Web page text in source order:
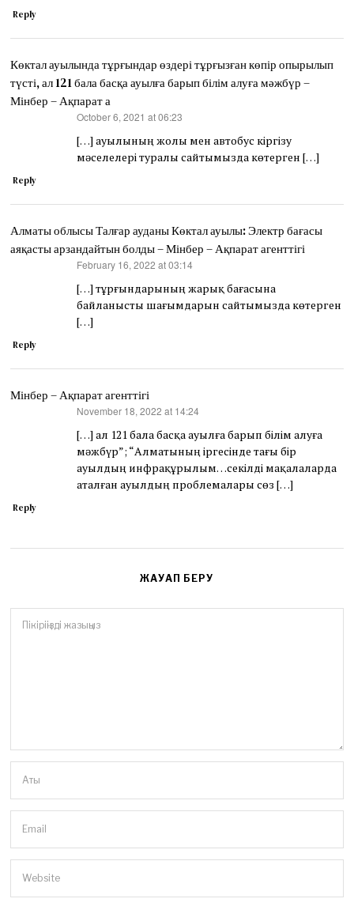
Reply
Көктал ауылында тұрғындар өздері тұрғызған көпір опырылып
түсті, ал 121 бала басқа ауылға барып білім алуға мәжбүр –
Мінбер – Ақпарат а
October 6, 2021 at 06:23
[…] ауылының жолы мен автобус кіргізу
мәселелері туралы сайтымызда көтерген […]
Reply
Алматы облысы Талғар ауданы Көктал ауылы: Электр бағасы
аяқасты арзандайтын болды – Мінбер – Ақпарат агенттігі
February 16, 2022 at 03:14
[…] тұрғындарының жарық бағасына
байланысты шағымдарын сайтымызда көтерген
[…]
Reply
Мінбер – Ақпарат агенттігі
November 18, 2022 at 14:24
[…] ал 121 бала басқа ауылға барып білім алуға
мәжбүр”; “Алматының іргесінде тағы бір
ауылдың инфрақұрылым…секілді мақалаларда
аталған ауылдың проблемалары сөз […]
Reply
ЖАУАП БЕРУ